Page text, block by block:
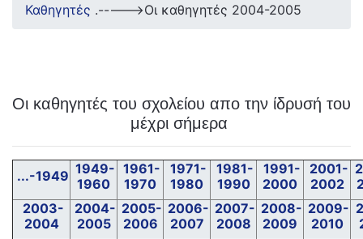
Καθηγητές .----->Οι καθηγητές 2004-2005
Οι καθηγητές του σχολείου απο την ίδρυσή του
μέχρι σήμερα
...-1949 1949-
1960
1961-
1970
1971-
1980
1981-
1990
1991-
2000
2001-
2002
2003-
2004
2004-
2005
2005-
2006
2006-
2007
2007-
2008
2008-
2009
2009-
2010